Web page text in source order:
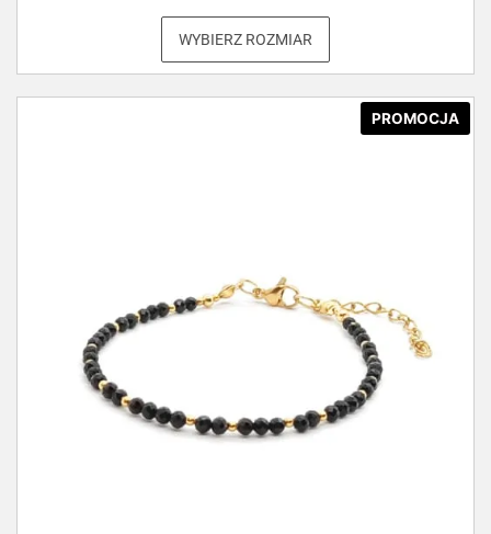
WYBIERZ ROZMIAR
PROMOCJA